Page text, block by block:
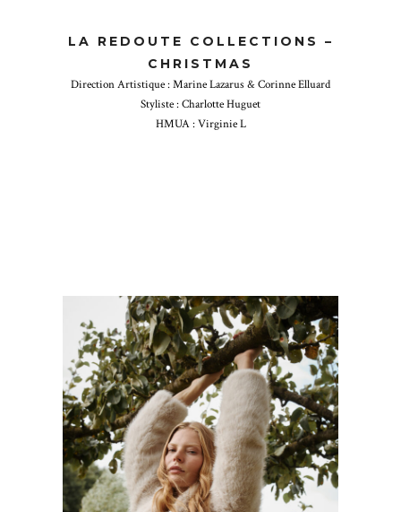
LA REDOUTE COLLECTIONS –
CHRISTMAS
Direction Artistique : Marine Lazarus & Corinne Elluard
Styliste : Charlotte Huguet
HMUA : Virginie L
GRAIN DE MALICE AW25